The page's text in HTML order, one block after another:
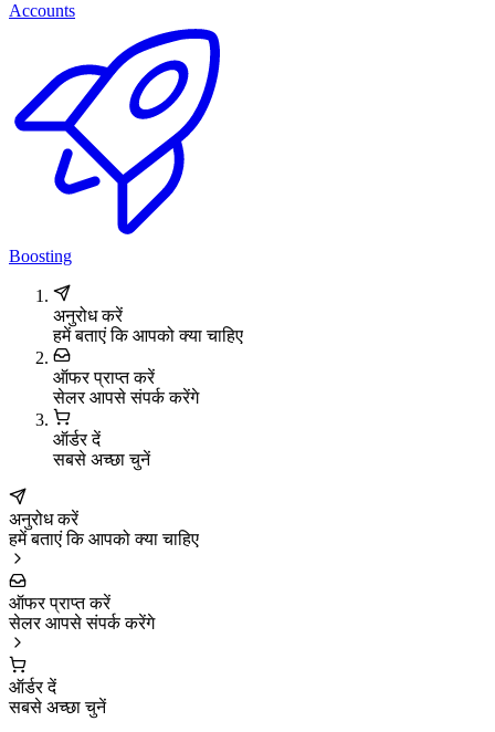
Accounts
Boosting
अनुरोध करें
हमें बताएं कि आपको क्या चाहिए
ऑफर प्राप्त करें
सेलर आपसे संपर्क करेंगे
ऑर्डर दें
सबसे अच्छा चुनें
अनुरोध करें
हमें बताएं कि आपको क्या चाहिए
ऑफर प्राप्त करें
सेलर आपसे संपर्क करेंगे
ऑर्डर दें
सबसे अच्छा चुनें